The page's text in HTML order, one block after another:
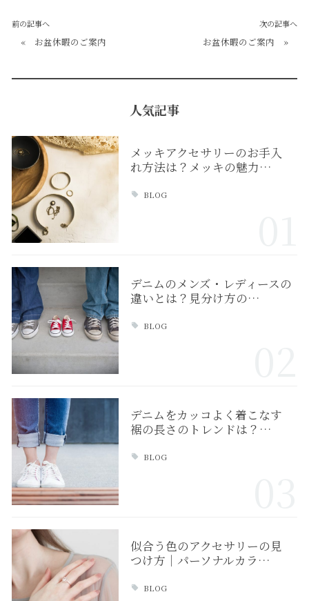
前の記事へ
« お盆休暇のご案内
次の記事へ
お盆休暇のご案内 »
人気記事
メッキアクセサリーのお手入
れ方法は？メッキの魅力…
BLOG
デニムのメンズ・レディースの
違いとは？見分け方の…
BLOG
デニムをカッコよく着こなす
裾の長さのトレンドは？…
BLOG
似合う色のアクセサリーの見
つけ方｜パーソナルカラ…
BLOG